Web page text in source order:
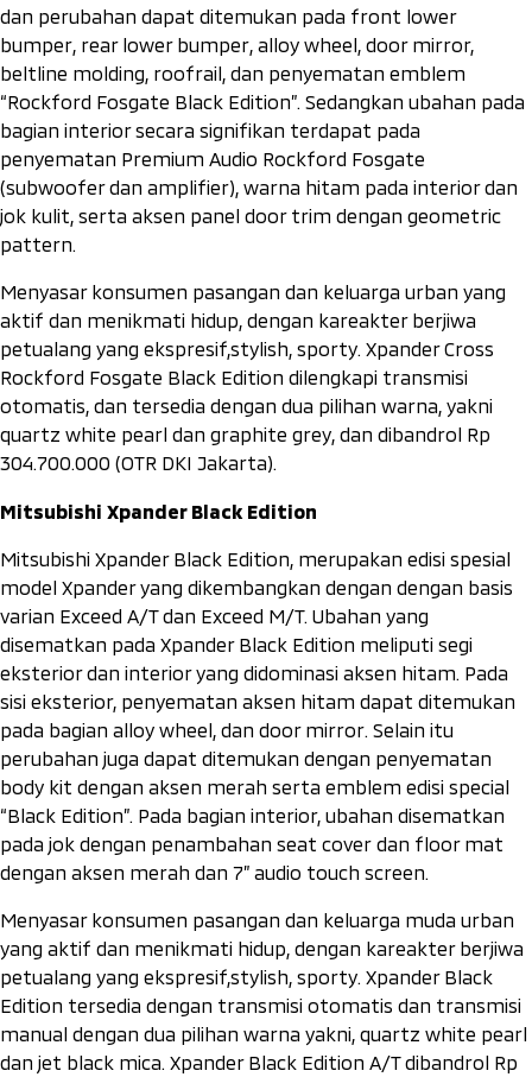
dan perubahan dapat ditemukan pada front lower
bumper, rear lower bumper, alloy wheel, door mirror,
beltline molding, roofrail, dan penyematan emblem
“Rockford Fosgate Black Edition”. Sedangkan ubahan pada
bagian interior secara signifikan terdapat pada
penyematan Premium Audio Rockford Fosgate
(subwooferdan amplifier), warna hitam pada interior dan
jok kulit, serta aksen panel door trim dengan geometric
pattern.
Menyasar konsumen pasangan dan keluarga urban yang
aktif dan menikmati hidup, dengan kareakter berjiwa
petualang yang ekspresif,stylish, sporty. Xpander Cross
Rockford Fosgate Black Edition dilengkapi transmisi
otomatis, dan tersedia dengan dua pilihan warna, yakni
quartz white pearl dan graphite grey, dan dibandrol Rp
304.700.000 (OTR DKI Jakarta).
Mitsubishi Xpander Black Edition
Mitsubishi Xpander Black Edition, merupakan edisi spesial
model Xpander yang dikembangkan dengan dengan basis
varian Exceed A/T dan Exceed M/T. Ubahan yang
disematkan pada Xpander Black Edition meliputi segi
eksterior dan interior yang didominasi aksen hitam. Pada
sisi eksterior, penyematan aksen hitam dapat ditemukan
pada bagian alloy wheel, dan door mirror. Selain itu
perubahan juga dapat ditemukan dengan penyematan
body kit dengan aksen merah serta emblem edisi special
“Black Edition”. Pada bagian interior, ubahan disematkan
pada jok dengan penambahan seat cover dan floor mat
dengan aksen merah dan 7” audio touch screen.
Menyasar konsumen pasangan dan keluarga muda urban
yang aktif dan menikmati hidup, dengan kareakter berjiwa
petualang yang ekspresif,stylish, sporty. Xpander Black
Edition tersedia dengan transmisi otomatis dan transmisi
manual dengan dua pilihan warna yakni, quartz white pearl
dan jet black mica. Xpander Black Edition A/T dibandrol Rp